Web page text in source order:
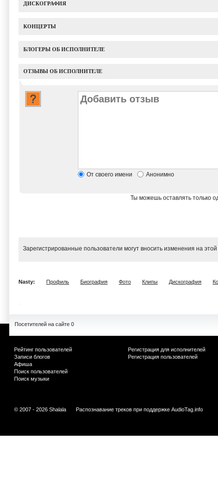
ДИСКОГРАФИЯ
КОНЦЕРТЫ
БЛОГЕРЫ ОБ ИСПОЛНИТЕЛЕ
ОТЗЫВЫ ОБ ИСПОЛНИТЕЛЕ
От своего имени Анонимно
Ты можешь оставлять только
Зарегистрированные пользователи могут вносить изменения на
Nasty: Профиль Биография Фото Клипы Дискография
Посетителей на сайте 0
Рейтинг пользователей
Записи блогов
Афиша
Поиск пользователей
Поиск музыки
Регистрация для исполнителей
Регистрация пользователей
© 2007 - 2026 Shalala Распознавание треков при поддержке AudioTag.info